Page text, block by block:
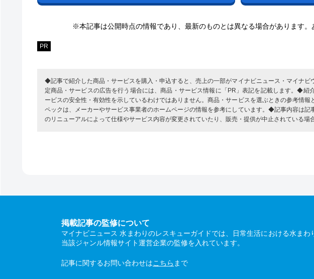
※本記事は公開時点の情報であり、最新のものとは異なる場合があります。
PR
◆記事で紹介した商品・サービスを購入・申込すると、売上の一部がマイナビニュース・マイナ
定商品・サービスの広告を行う場合には、商品・サービス情報に「PR」表記を記載します。◆紹
ービスの安全性・有効性を示しているわけではありません。商品・サービスを選ぶときの参考情
ペックは、メーカーやサービス事業者のホームページの情報を参考にしています。◆記事内容は記
のリニューアルによって仕様やサービス内容が変更されていたり、販売・提供が中止されている場
掲載記事の監修について
マイナビニュース 水まわりのレスキューガイドでは、日常生活における水ま
当該ジャンル情報サイト運営企業の監修を入れています。
記事に関するお問い合わせはこちら まで